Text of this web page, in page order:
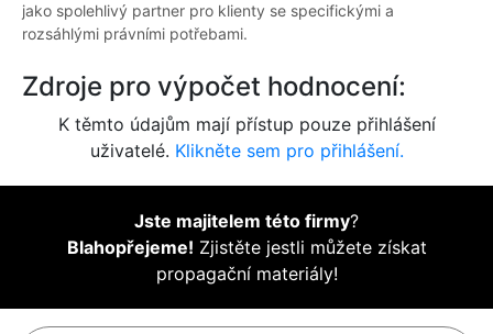
jako spolehlivý partner pro klienty se specifickými a
rozsáhlými právními potřebami.
Zdroje pro výpočet hodnocení:
K těmto údajům mají přístup pouze přihlášení
uživatelé. Klikněte sem pro přihlášení.
Jste majitelem této firmy?
Blahopřejeme! Zjistěte jestli můžete získat
propagační materiály!